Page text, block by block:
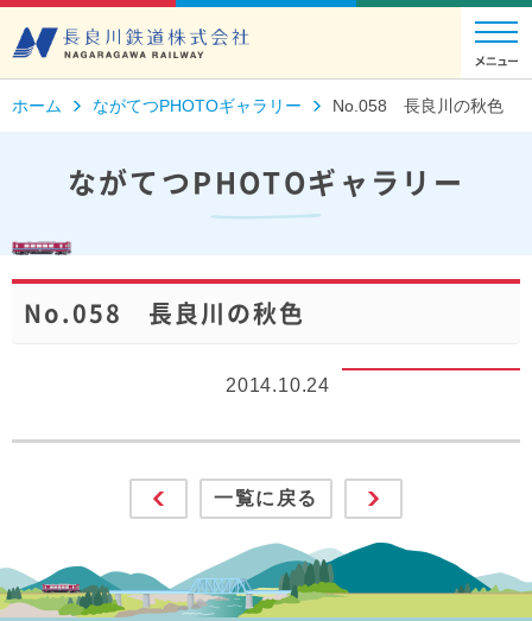
ホーム ながてつPHOTOギャラリー No.058 長良川の秋色
ながてつPHOTOギャラリー
No.058 長良川の秋色
2014.10.24
一覧に戻る